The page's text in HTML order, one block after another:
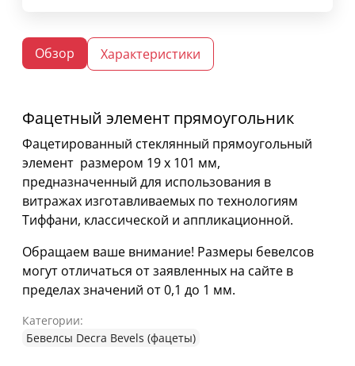
Обзор Характеристики
Фацетный элемент прямоугольник
Фацетированный стеклянный прямоугольный
элемент размером 19 х 101 мм,
предназначенный для использования в
витражах изготавливаемых по технологиям
Тиффани, классической и аппликационной.
Обращаем ваше внимание! Размеры бевелсов
могут отличаться от заявленных на сайте в
пределах значений от 0,1 до 1 мм.
Категории:
Бевелсы Decra Bevels (фацеты)